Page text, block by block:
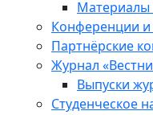
Материалы
Конференции и
Партнёрские
Журнал
Выпуски
Студенческое